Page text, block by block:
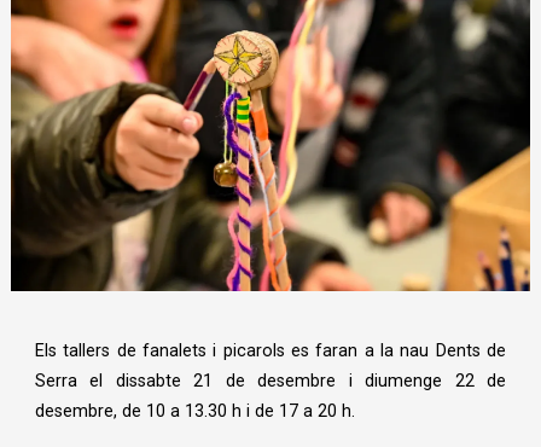
Els tallers de fanalets i picarols es faran a la nau Dents de
Serra el dissabte 21 de desembre i diumenge 22 de
desembre, de 10 a 13.30 h i de 17 a 20 h.